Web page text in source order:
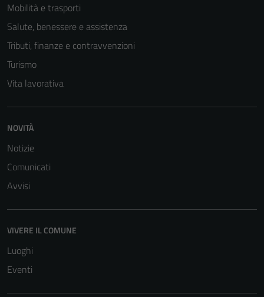
Mobilità e trasporti
Salute, benessere e assistenza
Tributi, finanze e contravvenzioni
Turismo
Vita lavorativa
NOVITÀ
Notizie
Comunicati
Avvisi
VIVERE IL COMUNE
Luoghi
Eventi